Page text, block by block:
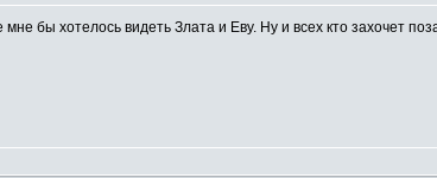
бы хотелось видеть Злата и Еву. Ну и всех кто захочет